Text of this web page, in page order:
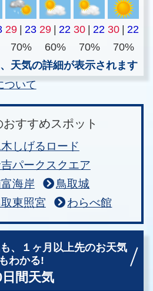
29 23 29 22 30 22 30
22
70% 60% 70%
70%
天気の詳細が表示されます
ついて
すすめスポット
しげるロード
パークスクエア
海岸
鳥取城
東照宮 わらべ館
、
１ヶ月以上先のお天気
もわかる!
間天気